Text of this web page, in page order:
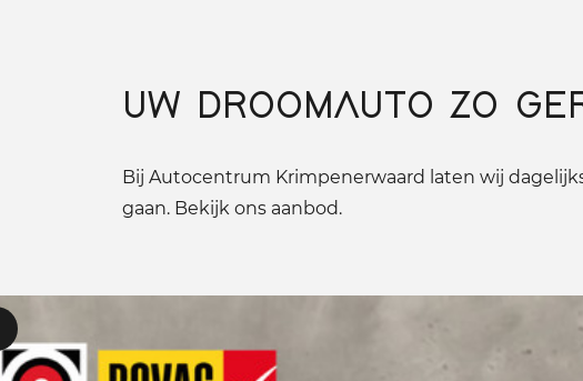
UW DROOMAUTO ZO
Bij Autocentrum Krimpenerwaard laten wij
gaan. Bekijk ons aanbod.